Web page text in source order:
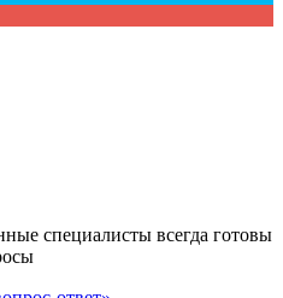
специалисты всегда готовы